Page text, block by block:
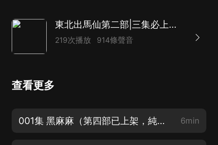
東北出馬仙第二部|三集必上癮民間恐怖懸疑靈異|接地氣聽我講我看事那些年
219次播放 914條聲音
查看更多
001集 黑麻麻（第四部已上架，純東北話沉浸式收聽，一集就上癮） 6min